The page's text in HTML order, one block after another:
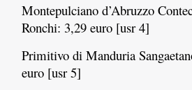
Montepulciano d’Abruzzo
Ronchi: 3,29 euro [usr 4]
Primitivo di Manduria
euro [usr 5]